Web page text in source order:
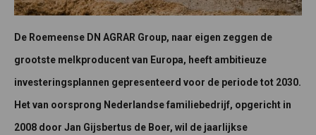
De Roemeense DN AGRAR Group, naar eigen zeggen de
grootste melkproducent van Europa, heeft ambitieuze
investeringsplannen gepresenteerd voor de periode tot 2030.
Het van oorsprong Nederlandse familiebedrijf, opgericht in
2008 door Jan Gijsbertus de Boer, wil de jaarlijkse